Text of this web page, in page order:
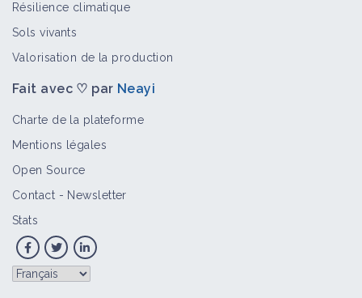
Résilience climatique
Sols vivants
Valorisation de la production
Fait avec ♡ par Neayi
Charte de la plateforme
Mentions légales
Open Source
Contact - Newsletter
Stats